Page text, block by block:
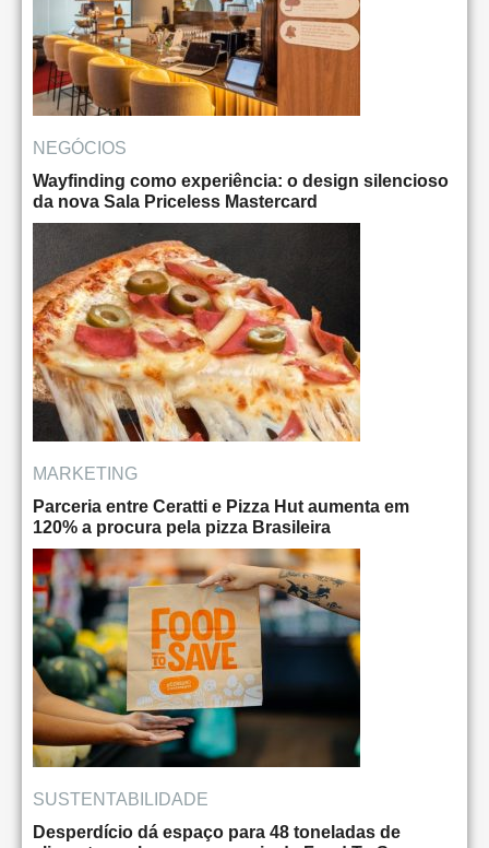
NEGÓCIOS
Wayfinding como experiência: o design silencioso
da nova Sala Priceless Mastercard
MARKETING
Parceria entre Ceratti e Pizza Hut aumenta em
120% a procura pela pizza Brasileira
SUSTENTABILIDADE
Desperdício dá espaço para 48 toneladas de